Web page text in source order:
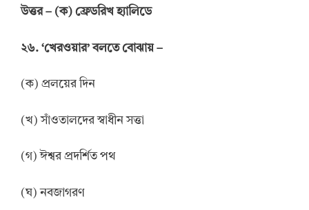
উত্তর– (ক) ফ্রেডরিখ হ্যালিডে
২৬. ‘খেরওয়ার’ বলতে বোঝায় –
(ক) প্রলয়ের দিন
(খ) সাঁওতালদের স্বাধীন সত্তা
(গ) ঈশ্বর প্রদর্শিত পথ
(ঘ) নবজাগরণ